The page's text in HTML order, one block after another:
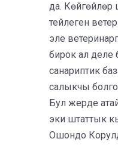
да. Көйгөйлөр
тейлеген
эле
бирок ал деле
санариптик
салыкчы
Бул жерде
эки штаттык
Ошондо